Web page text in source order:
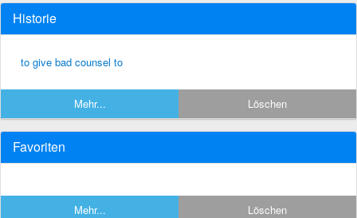
Historie
to give bad counsel to
Mehr... Löschen
Favoriten
Mehr... Löschen